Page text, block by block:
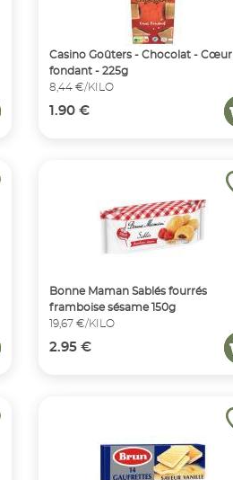
Casino Goûters - Chocolat - Cœur
fondant - 225g
8,44 €/KILO
1.90 €
Bonne Maman Sablés fourrés
framboise sésame 150g
19,67 €/KILO
2.95 €